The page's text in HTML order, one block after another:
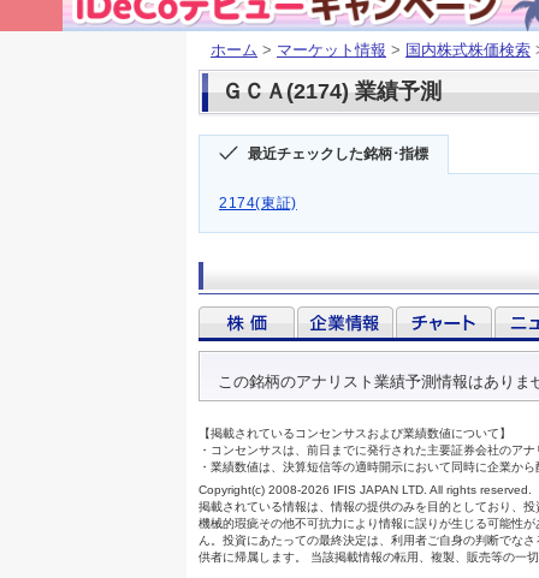
ホーム > マーケット情報 > 国内株式株価検索
ＧＣＡ(2174) 業績予測
最近チェックした銘柄･指標
2174(東証)